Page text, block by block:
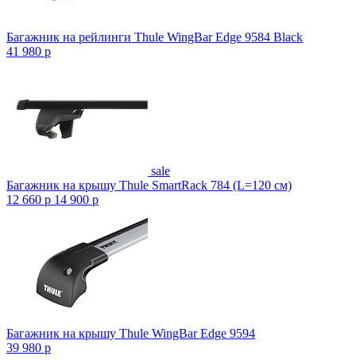
Багажник на рейлинги Thule WingBar Edge 9584 Black
41 980 p
sale
Багажник на крышу Thule SmartRack 784 (L=120 см)
12 660 p 14 900 p
Багажник на крышу Thule WingBar Edge 9594
39 980 p